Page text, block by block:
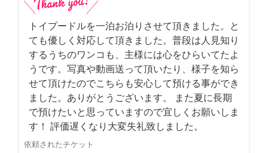
トイプードルを一泊お泊りさせて頂きました。と
ても優しく対応して頂きました。普段は人見知り
するうちのワンコも、主様には心をひらいてたよ
うです。写真や動画送って頂いたり、様子を知ら
せて頂けたのでこちらも安心して預ける事ができ
ました。ありがとうございます。 また夏に長期
で預けたいと思っていますので宜しくお願いしま
す！ 評価遅くなり大変失礼致しました。
依頼されたチケット